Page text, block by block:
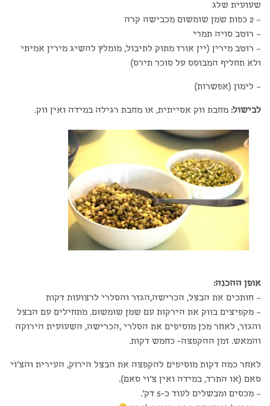
שעועית שלג
– 2 כפות שמן שומשום מכבישה קרה
– רוטב סויה תמרי
– רוטב מירין (יין אורז מתוק לתיבול, מומלץ להשיג מירין אמיתי
ולא תחליף המבוסס על סוכר תירס)
– לימון (אפשרות)
לבישול: מחבת ווק אסייתית, או מחבת רגילה במידה ואין ווק.
אופן ההכנה:
– חותכים את הבצל, הכרישה,הגזר והסלרי לרצועות דקות
– מקפיצים בווק את הירקות עם שמן שומשום. מתחילים עם הבצל
והגזר, לאחר מכן מוסיפים את הסלרי ,הכרישה, השעועית הירוקה
והמאש. זמן ההקפצה- כחמש דקות.
לאחר כמה דקות מוסיפים להקפצה את הבצל הירוק, העירית והצ'וי
סאם (או התרד, במידה ואין צ'וי סאם).
– מכסים ומבשלים לעוד כ-5 דק'.